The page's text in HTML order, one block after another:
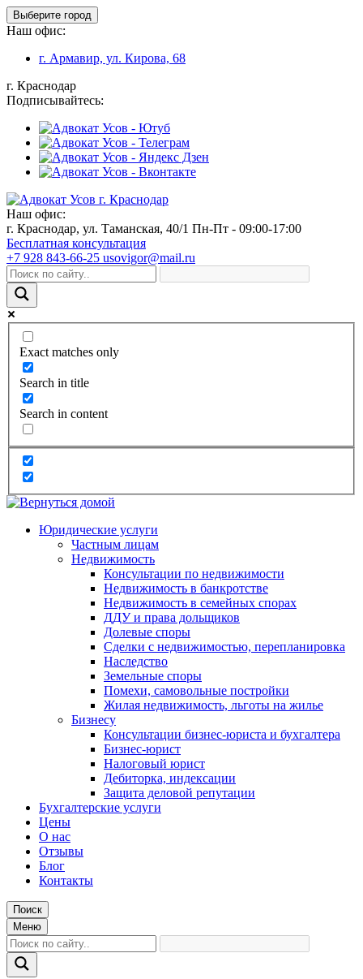
Выберите город
Наш офис:
г. Армавир, ул. Кирова, 68
г. Краснодар
Подписывайтесь:
Наш офис:
г. Краснодар, ул. Таманская, 40/1 Пн-Пт - 09:00-17:00
Бесплатная консультация
+7 928 843-66-25 usovigor@mail.ru
Exact matches only
Search in title
Search in content
Юридические услуги
Частным лицам
Недвижимость
Консультации по недвижимости
Недвижимость в банкротстве
Недвижимость в семейных спорах
ДДУ и права дольщиков
Долевые споры
Сделки с недвижимостью, перепланировка
Наследство
Земельные споры
Помехи, самовольные постройки
Жилая недвижимость, льготы на жилье
Бизнесу
Консультации бизнес-юриста и бухгалтера
Бизнес-юрист
Налоговый юрист
Дебиторка, индексации
Защита деловой репутации
Бухгалтерские услуги
Цены
О нас
Отзывы
Блог
Контакты
Поиск
Меню